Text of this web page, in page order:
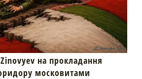
на прокладання
московитами